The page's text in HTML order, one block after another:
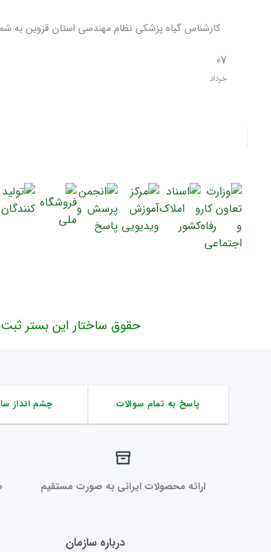
کارشناس گیاه پزشکی نظام مهندسی استان قزوین به شماره نظام مهندسی
07
خرداد
حقوق ساختار این بستر
پاسخ به تمام سوالات چشم انداز
ارائه محصولات ایرانی به صورت مستقیم
درباره سازمان